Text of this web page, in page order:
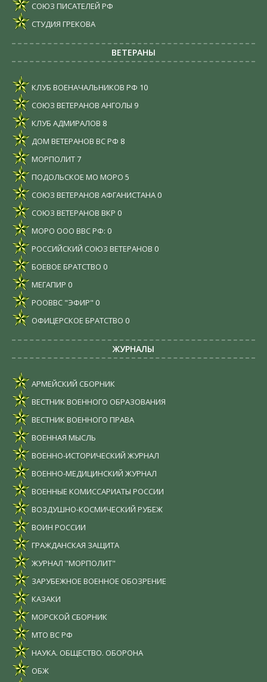
СОЮЗ ПИСАТЕЛЕЙ РФ
СТУДИЯ ГРЕКОВА
ВЕТЕРАНЫ
КЛУБ ВОЕНАЧАЛЬНИКОВ РФ 10
СОЮЗ ВЕТЕРАНОВ АНГОЛЫ 9
КЛУБ АДМИРАЛОВ 8
ДОМ ВЕТЕРАНОВ ВС РФ 8
МОРПОЛИТ7
ПОДОЛЬСКОЕ МО МОРО 5
СОЮЗ ВЕТЕРАНОВ АФГАНИСТАНА 0
СОЮЗ ВЕТЕРАНОВ ВКР 0
МОРО ООО ВВС РФ: 0
РОССИЙСКИЙ СОЮЗ ВЕТЕРАНОВ 0
БОЕВОЕ БРАТСТВО 0
МЕГАПИР 0
РООВВС "ЭФИР" 0
ОФИЦЕРСКОЕ БРАТСТВО 0
ЖУРНАЛЫ
АРМЕЙСКИЙ СБОРНИК
ВЕСТНИК ВОЕННОГО ОБРАЗОВАНИЯ
ВЕСТНИК ВОЕННОГО ПРАВА
ВОЕННАЯ МЫСЛЬ
ВОЕННО-ИСТОРИЧЕСКИЙ ЖУРНАЛ
ВОЕННО-МЕДИЦИНСКИЙ ЖУРНАЛ
ВОЕННЫЕ КОМИССАРИАТЫ РОССИИ
ВОЗДУШНО-КОСМИЧЕСКИЙ РУБЕЖ
ВОИН РОССИИ
ГРАЖДАНСКАЯ ЗАЩИТА
ЖУРНАЛ "МОРПОЛИТ"
ЗАРУБЕЖНОЕ ВОЕННОЕ ОБОЗРЕНИЕ
КАЗАКИ
МОРСКОЙ СБОРНИК
МТО ВС РФ
НАУКА. ОБЩЕСТВО. ОБОРОНА
ОБЖ